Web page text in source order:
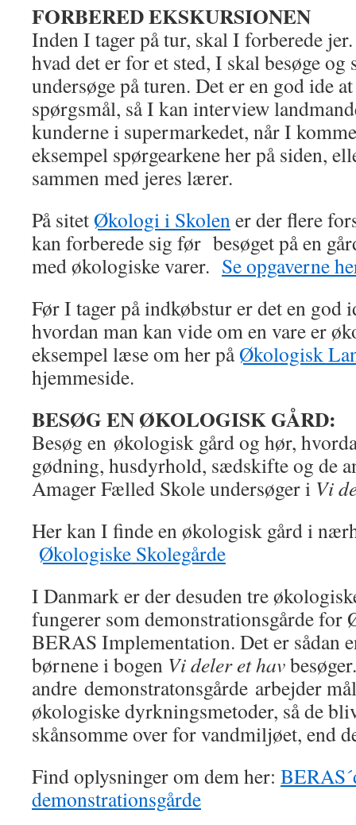
FORBERED EKSKURSIONEN
Inden I tager på tur, skal I forberede
hvad det er for et sted, I skal besøge
undersøge på turen. Det er en god ide
spørgsmål, så I kan interview
kunderne i supermarkedet, når I
eksempel spørgearkene her på siden,
sammen med jeres lærer.
På sitetØkologi i Skolener der flere
kan forberede sig før besøget på en
med økologiske varer. Se opgaverne
Før I tager på indkøbstur er det en god
hvordan man kan vide om en vare er
eksempel læse om her påØkologisk
hjemmeside.
BESØG EN ØKOLOGISK GÅRD:
Besøg en økologisk gård og hør,
gødning, husdyrhold, sædskifte og de
Amager Fælled Skole undersøger i Vi
Her kan I finde en økologisk gård i
Økologiske Skolegårde
I Danmark er der desuden tre
fungerer som demonstrationsgårde for
BERAS Implementation. Det er sådan
børnene i bogen Vi deler et hav
andre demonstratonsgårde arbejder
økologiske dyrkningsmetoder, så de
skånsomme over for vandmiljøet, end
Find oplysninger om dem her:
demonstrationsgårde